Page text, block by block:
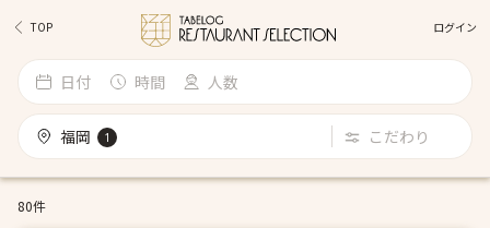
TOP ログイン
日付 時間 人数
福岡 1 こだわり
80件